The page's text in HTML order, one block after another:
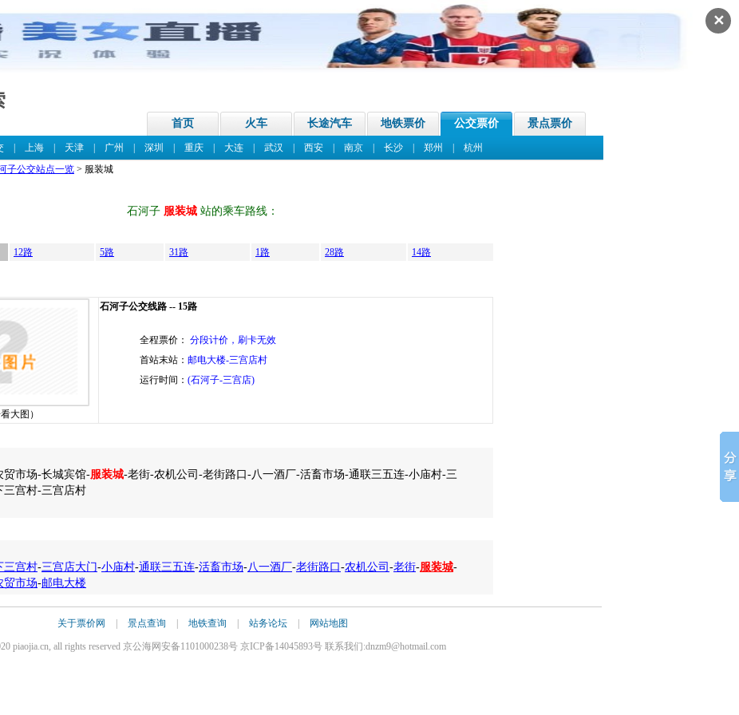
✕
首页 火车 长途汽车 地铁票价 公交票价 景点票价
| 上海| 天津| 广州 深圳 重庆| 大连| 武汉 西安| 南京| 长沙| 郑州
杭州
子公交站点一览 > 服装城
石河子 服装城 站的乘车路线：
12路 5路 31路 1路 28路 14路
大图）
石河子公交线路 -- 15路
全程票价： 分段计价，刷卡无效
首站末站： 邮电大楼-三宫店村
运行时间： (石河子-三宫店)
贸市场-长城宾馆-服装城-老街-农机公司-老街路口-八一酒厂-活畜市场-通联三五连-小庙村-三
三宫村-三宫店村
三宫村-三宫店大门-小庙村-通联三五连-活畜市场-八一酒厂-老街路口-农机公司 -老街-服装城-
贸市场-邮电大楼
关于票价网 | 景点查询 | 地铁查询 | 站务论坛 | 网站地图
piaojia.cn, all rights reserved 京公海网安备1101000238号 京ICP备14045893号 联系我们:dnzm9@hotmail.com